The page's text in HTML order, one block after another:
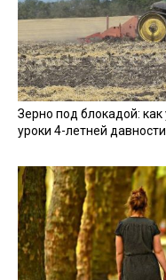
Зерно под блокадой:
уроки 4-летней давности